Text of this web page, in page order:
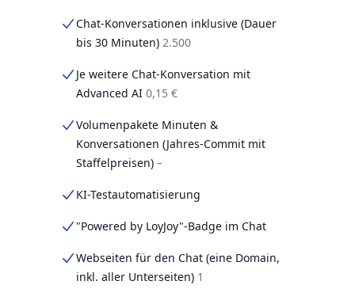
Chat-Konversationen inklusive (Dauer
bis 30 Minuten) 2.500
Je weitere Chat-Konversation mit
Advanced AI 0,15 €
Volumenpakete Minuten &
Konversationen (Jahres-Commit mit
Staffelpreisen) –
KI-Testautomatisierung
"Powered by LoyJoy"-Badge im Chat
Webseiten für den Chat (eine Domain,
inkl. aller Unterseiten) 1